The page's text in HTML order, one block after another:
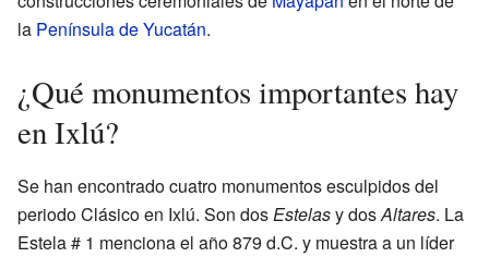
la Península de Yucatán.
¿Qué monumentos importantes hay
en Ixlú?
Se han encontrado cuatro monumentos esculpidos del
periodo Clásico en Ixlú. Son dosEstelasy dosAltares. La
Estela # 1 menciona el año 879 d.C. y muestra a un líder